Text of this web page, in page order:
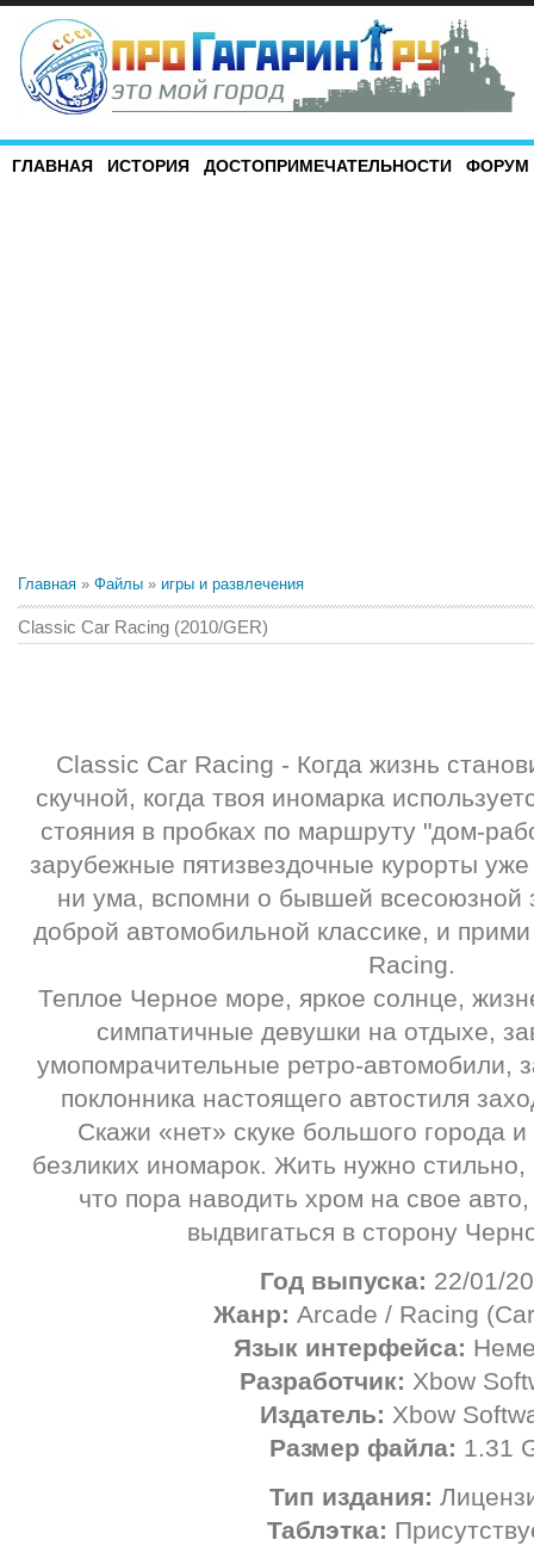
ГЛАВНАЯ ИСТОРИЯ ДОСТОПРИМЕЧАТЕЛЬНОСТИ ФОРУМ
Главная » Файлы » игры и развлечения
Classic Car Racing (2010/GER)
Classic Car Racing - Когда жизнь
скучной, когда твоя иномарка
стояния в пробках по маршруту "дом-
зарубежные пятизвездочные курорты
ни ума, вспомни о бывшей всесоюзной
доброй автомобильной классике, и
Racing.
Теплое Черное море, яркое солнце,
симпатичные девушки на отдыхе,
умопомрачительные ретро-автомобили,
поклонника настоящего автостиля
Скажи «нет» скуке большого города
безликих иномарок. Жить нужно стильно,
что пора наводить хром на свое
выдвигаться в сторону
Год выпуска: 22/01/
Жанр: Arcade / Racing
Язык интерфейса:
Разработчик: Xbow
Издатель: Xbow
Размер файла: 1.31
Тип издания:
Таблэтка: